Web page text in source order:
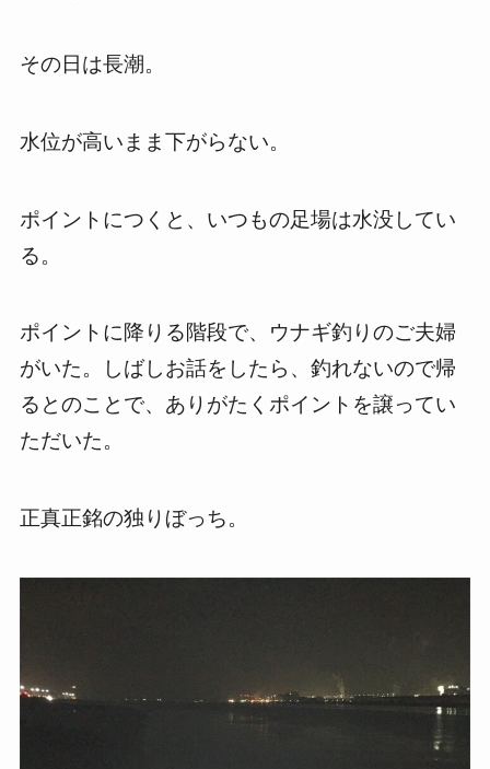
その日は長潮。
水位が高いまま下がらない。
ポイントにつくと、いつもの足場は水没してい
る。
ポイントに降りる階段で、ウナギ釣りのご夫婦
がいた。しばしお話をしたら、釣れないので帰
るとのことで、ありがたくポイントを譲ってい
ただいた。
正真正銘の独りぼっち。